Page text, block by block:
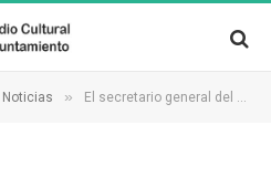
» El secretario general del ayuntamiento, Jorge Aguilar Osorio dio a conocer que la próxima semana se reunirá con los concesionarios del transporte público